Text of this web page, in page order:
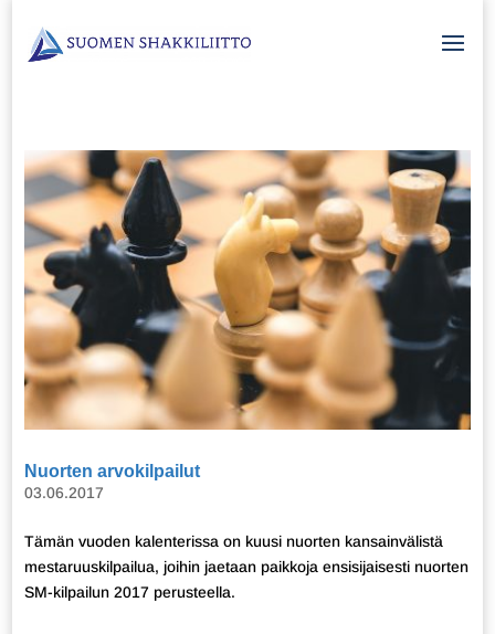
Nuorten arvokilpailut
03.06.2017
Tämän vuoden kalenterissa on kuusi nuorten kansainvälistä
mestaruuskilpailua, joihin jaetaan paikkoja ensisijaisesti nuorten
SM-kilpailun 2017 perusteella.